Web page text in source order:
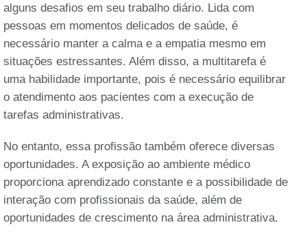
alguns desafios em seu trabalho diário. Lida com
pessoas em momentos delicados de saúde, é
necessário manter a calma e a empatia mesmo em
situações estressantes. Além disso, a multitarefa é
uma habilidade importante, pois é necessário equilibrar
o atendimento aos pacientes com a execução de
tarefas administrativas.
No entanto, essa profissão também oferece diversas
oportunidades. A exposição ao ambiente médico
proporciona aprendizado constante e a possibilidade de
interação com profissionais da saúde, além de
oportunidades de crescimento na área administrativa.